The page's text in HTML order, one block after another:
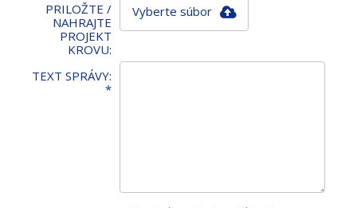
PRILOŽTE /
NAHRAJTE
PROJEKT
KROVU:
Vyberte súbor
TEXT SPRÁVY:
*